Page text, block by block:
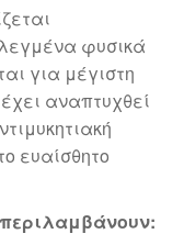
φυσικά
για μέγιστη
αναπτυχθεί
ευαίσθητο